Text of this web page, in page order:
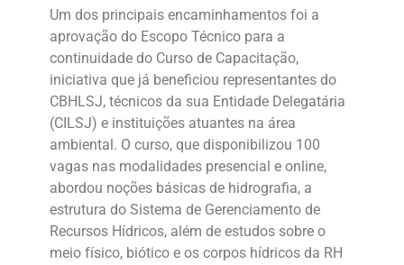
Um dos principais encaminhamentos foi a
aprovação do Escopo Técnico para a
continuidade do Curso de Capacitação,
iniciativa que já beneficiou representantes do
CBHLSJ, técnicos da sua Entidade Delegatária
(CILSJ) e instituições atuantes na área
ambiental. O curso, que disponibilizou 100
vagas nas modalidades presencial e online,
abordou noções básicas de hidrografia, a
estrutura do Sistema de Gerenciamento de
Recursos Hídricos, além de estudos sobre o
meio físico, biótico e os corpos hídricos da RH